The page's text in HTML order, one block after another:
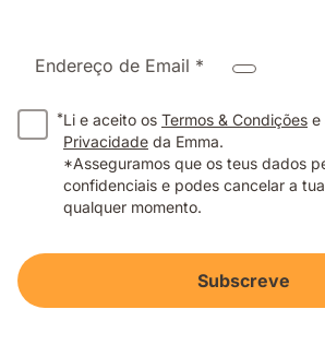
Endereço de Email *
*Li e aceito os Termos & Condições e
Privacidade da Emma.
*Asseguramos que os teus dados
confidenciais e podes cancelar a
qualquer momento.
Subscreve